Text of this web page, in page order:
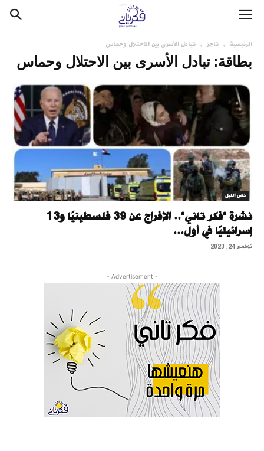
الرئيسية تاجز تبادل الأسرى بين الاحتلال وحماس
بطاقة: تبادل الأسرى بين الاحتلال وحماس
نص الليل
نشرة "فكر تاني".. الإفراج عن 39 فلسطينيًا و13
إسرائيليًا في أول...
نوفمبر 24, 2023
- Advertisement -